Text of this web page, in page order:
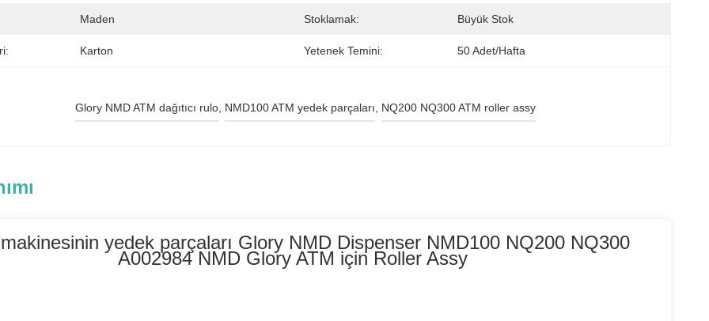
Maden Stoklamak: Büyük Stok
Karton Yetenek Temini: 50 Adet/hafta
Glory NMD ATM dağıtıcı rulo NMD100 ATM yedek parçaları NQ200 NQ300 ATM roller assy
yedek parçaları Glory NMD Dispenser NMD100 NQ200 NQ300
A002984 NMD Glory ATM için Roller Assy